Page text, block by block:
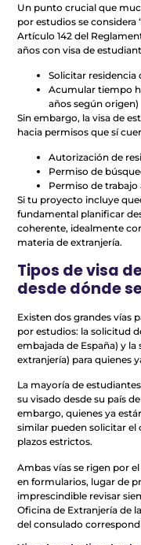
Un punto crucial que
por estudios se considera
Artículo 142 del
años con visa de
Solicitar residencia
Acumular tiempo
años según origen)
Sin embargo, la visa de
hacia permisos que sí
Autorización de
Permiso de
Permiso de
Si tu proyecto incluye
fundamental planificar
coherente, idealmente
materia de extranjería.
Tipos de visa
desde dónde
Existen dos grandes vías
por estudios: la solicitud
embajada de España) y
extranjería) para quienes
La mayoría de
su visado desde su país
embargo, quienes ya
similar pueden solicitar
plazos estrictos.
Ambas vías se rigen por
en formularios, lugar de
imprescindible revisar
Oficina de Extranjería de
del consulado